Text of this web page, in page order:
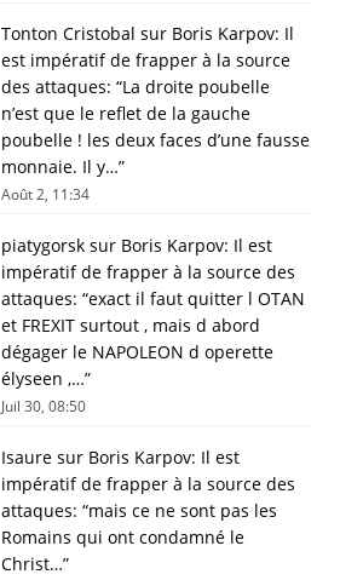
Tonton Cristobal sur Boris Karpov: Il
est impératif de frapper à la source
des attaques: “La droite poubelle
n’est que le reflet de la gauche
poubelle ! les deux faces d’une fausse
monnaie. Il y…”
Août 2, 11:34
piatygorsksur Boris Karpov: Il est
impératif de frapper à la source des
attaques: “exact il faut quitter l OTAN
et FREXIT surtout , mais d abord
dégager le NAPOLEON d operette
élyseen ,…”
Juil 30, 08:50
Isauresur Boris Karpov: Il est
impératif de frapper à la source des
attaques: “mais ce ne sont pas les
Romains qui ont condamné le
Christ…”